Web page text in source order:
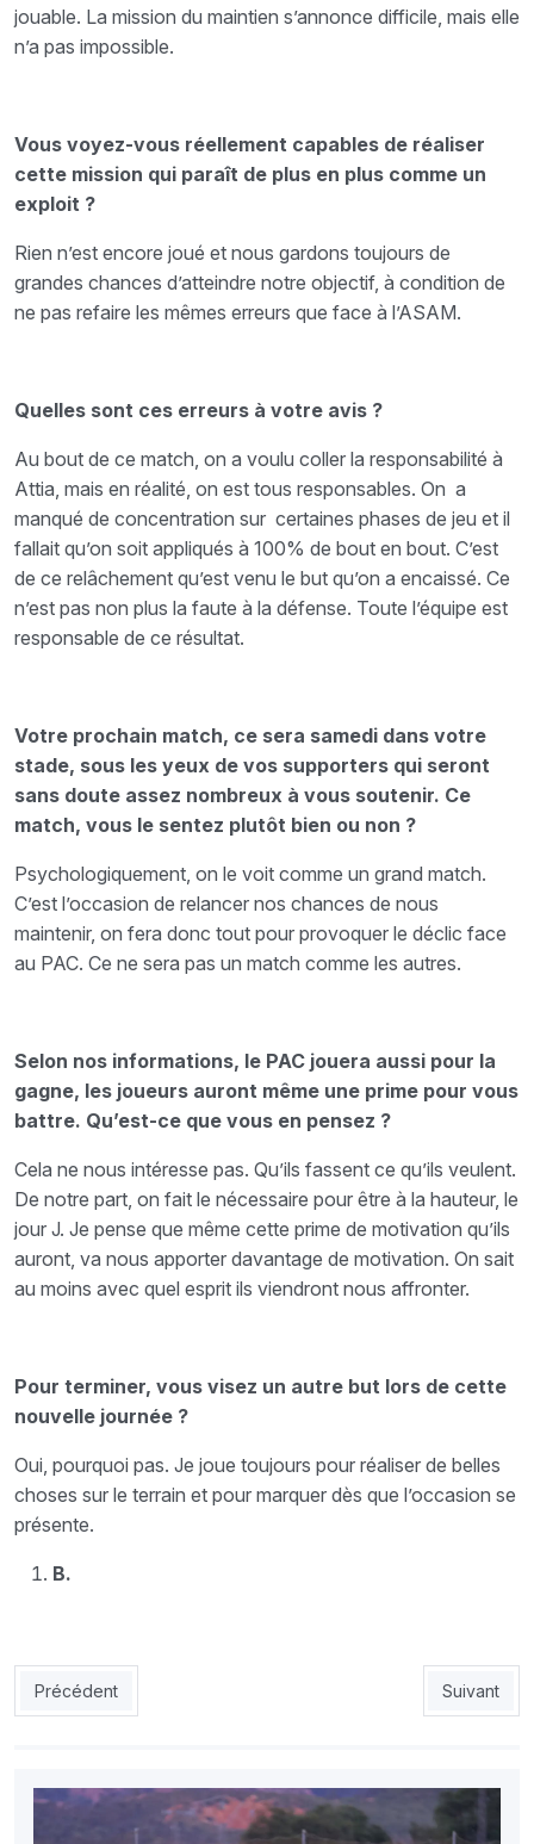
jouable. La mission du maintien s’annonce difficile, mais elle
n’a pas impossible.
Vous voyez-vous réellement capables de réaliser
cette mission qui paraît de plus en plus comme un
exploit ?
Rien n’est encore joué et nous gardons toujours de
grandes chances d’atteindre notre objectif, à condition de
ne pas refaire les mêmes erreurs que face à l’ASAM.
Quelles sont ces erreurs à votre avis ?
Au bout de ce match, on a voulu coller la responsabilité à
Attia, mais en réalité, on est tous responsables. On a
manqué de concentration sur certaines phases de jeu et il
fallait qu’on soit appliqués à 100% de bout en bout. C’est
de ce relâchement qu’est venu le but qu’on a encaissé. Ce
n’est pas non plus la faute à la défense. Toute l’équipe est
responsable de ce résultat.
Votre prochain match, ce sera samedi dans votre
stade, sous les yeux de vos supporters qui seront
sans doute assez nombreux à vous soutenir. Ce
match, vous le sentez plutôt bien ou non ?
Psychologiquement, on le voit comme un grand match.
C’est l’occasion de relancer nos chances de nous
maintenir, on fera donc tout pour provoquer le déclic face
au PAC. Ce ne sera pas un match comme les autres.
Selon nos informations, le PAC jouera aussi pour la
gagne, les joueurs auront même une prime pour vous
battre. Qu’est-ce que vous en pensez ?
Cela ne nous intéresse pas. Qu’ils fassent ce qu’ils veulent.
De notre part, on fait le nécessaire pour être à la hauteur, le
jour J. Je pense que même cette prime de motivation qu’ils
auront, va nous apporter davantage de motivation. On sait
au moins avec quel esprit ils viendront nous affronter.
Pour terminer, vous visez un autre but lors de cette
nouvelle journée ?
Oui, pourquoi pas. Je joue toujours pour réaliser de belles
choses sur le terrain et pour marquer dès que l’occasion se
présente.
B.
Article précédent : Affaire Hamzaoui : L’USMA risque une
Précédent Article
Suivant